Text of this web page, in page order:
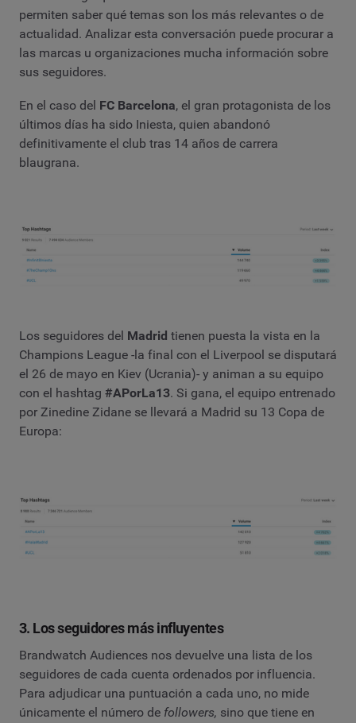
permiten saber qué temas son los más relevantes o de
actualidad. Analizar esta conversación puede procurar a
las marcas u organizaciones mucha información sobre
sus seguidores.
En el caso del FC Barcelona, el gran protagonista de los
últimos días ha sido Iniesta, quien abandonó
definitivamente el club tras 14 años de carrera
blaugrana.
Los seguidores del Madrid tienen puesta la vista en la
Champions League -la final con el Liverpool se disputará
el 26 de mayo en Kiev (Ucrania)- y animan a su equipo
con el hashtag #APorLa13. Si gana, el equipo entrenado
por Zinedine Zidane se llevará a Madrid su 13 Copa de
Europa:
3. Los seguidores más influyentes
Brandwatch Audiences nos devuelve una lista de los
seguidores de cada cuenta ordenados por influencia.
Para adjudicar una puntuación a cada uno, no mide
únicamente el número de followers, sino que tiene en